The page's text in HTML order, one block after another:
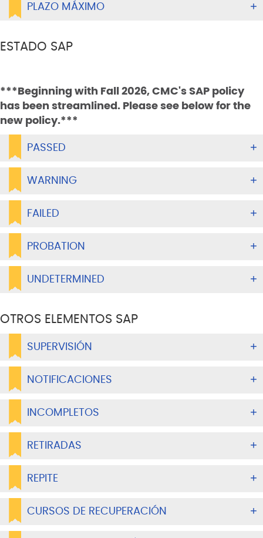
PLAZO MÁXIMO
ESTADO SAP
***Beginning with Fall 2026, CMC's SAP policy
has been streamlined. Please see below for the
new policy.***
PASSED
WARNING
FAILED
PROBATION
UNDETERMINED
OTROS ELEMENTOS SAP
SUPERVISIÓN
NOTIFICACIONES
INCOMPLETOS
RETIRADAS
REPITE
CURSOS DE RECUPERACIÓN